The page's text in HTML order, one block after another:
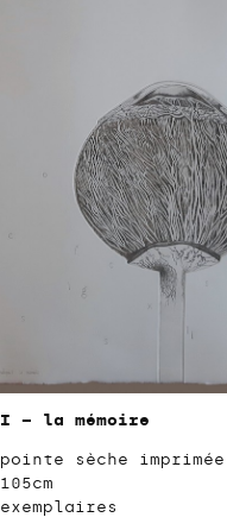
– la mémoire
sèche